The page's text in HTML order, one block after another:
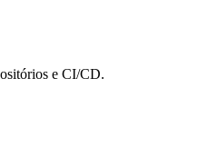
e CI/CD.